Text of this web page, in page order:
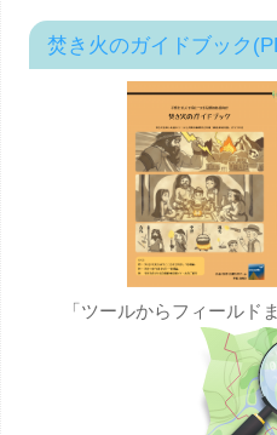
焚き火のガイドブック
「ツールからフィールド